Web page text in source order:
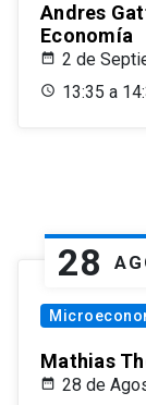
Andres
Economía
2 de
13:35 a
28
Mathias
28 de